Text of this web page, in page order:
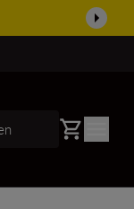
Basket